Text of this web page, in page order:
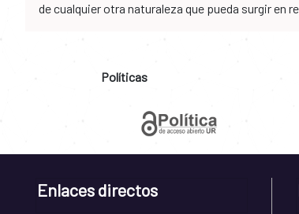
de cualquier otra naturaleza que pueda surgir en
Políticas
Enlaces directos